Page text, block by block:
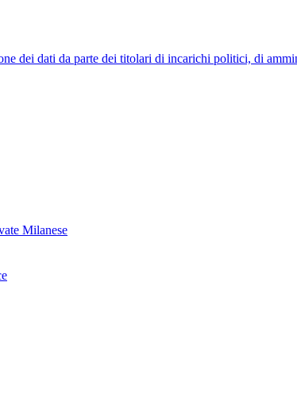
dei dati da parte dei titolari di incarichi politici, di
Milanese